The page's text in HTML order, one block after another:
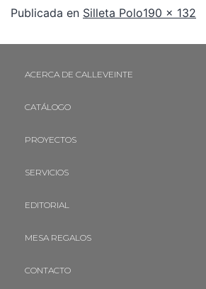
Publicada en Silleta Polo190 × 132
ACERCA DE CALLEVEINTE
CATÁLOGO
PROYECTOS
SERVICIOS
EDITORIAL
MESA REGALOS
CONTACTO